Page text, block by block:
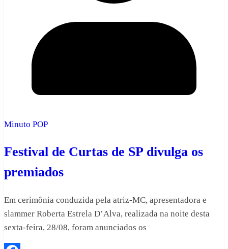
Minuto POP
Festival de Curtas de SP divulga os
premiados
Em cerimônia conduzida pela atriz-MC, apresentadora e
slammer Roberta Estrela D’Alva, realizada na noite desta
sexta-feira, 28/08, foram anunciados os